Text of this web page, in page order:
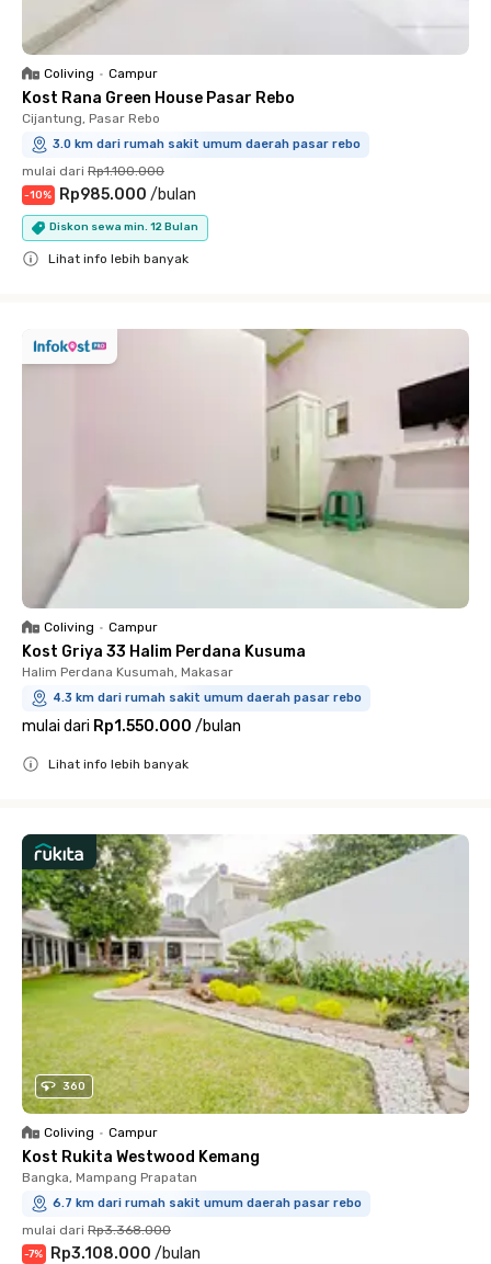
Coliving • Campur
Kost Rana Green House Pasar Rebo
Cijantung, Pasar Rebo
3.0 km dari rumah sakit umum daerah pasar rebo
mulai dari Rp1.100.000
-10% Rp985.000 /bulan
Diskon sewa min. 12 Bulan
Lihat info lebih banyak
Coliving • Campur
Kost Griya 33 Halim Perdana Kusuma
Halim Perdana Kusumah, Makasar
4.3 km dari rumah sakit umum daerah pasar rebo
mulai dari Rp1.550.000 /bulan
Lihat info lebih banyak
360
Coliving • Campur
Kost Rukita Westwood Kemang
Bangka, Mampang Prapatan
6.7 km dari rumah sakit umum daerah pasar rebo
mulai dari Rp3.368.000
-7% Rp3.108.000 /bulan